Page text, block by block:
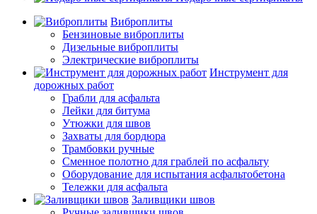
Виброплиты
Бензиновые виброплиты
Дизельные виброплиты
Электрические виброплиты
Инструмент для
дорожных работ
Грабли для асфальта
Лейки для битума
Утюжки для швов
Захваты для бордюра
Трамбовки ручные
Сменное полотно для граблей по асфальту
Оборудование для испытания асфальтобетона
Тележки для асфальта
Заливщики швов